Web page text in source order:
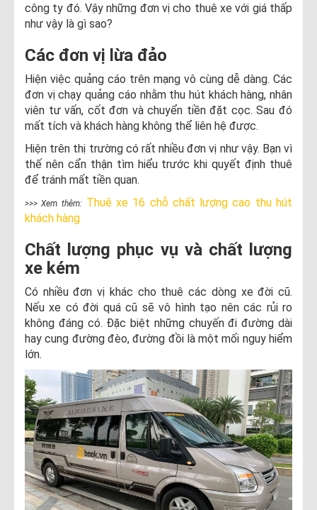
công ty đó. Vậy những đơn vị cho thuê xe với giá thấp
như vậy là gì sao?
Các đơn vị lừa đảo
Hiện việc quảng cáo trên mạng vô cùng dễ dàng. Các
đơn vị chạy quảng cáo nhằm thu hút khách hàng, nhân
viên tư vấn, cốt đơn và chuyển tiền đặt cọc. Sau đó
mất tích và khách hàng không thể liên hệ được.
Hiện trên thị trường có rất nhiều đơn vị như vậy. Bạn vì
thế nên cẩn thận tìm hiểu trước khi quyết định thuê
để tránh mất tiền quan.
>>> Xem thêm: Thuê xe 16 chỗ chất lượng cao thu hút
khách hàng
Chất lượng phục vụ và chất lượng
xe kém
Có nhiều đơn vị khác cho thuê các dòng xe đời cũ.
Nếu xe có đời quá cũ sẽ vô hình tạo nên các rủi ro
không đáng có. Đặc biệt những chuyến đi đường dài
hay cung đường đèo, đường đồi là một mối nguy hiểm
lớn.